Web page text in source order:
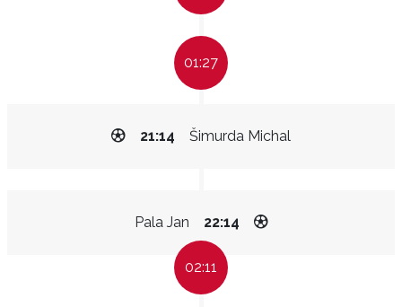
01:27
Šimurda Michal
21:14
Pala Jan 22:14
02:11